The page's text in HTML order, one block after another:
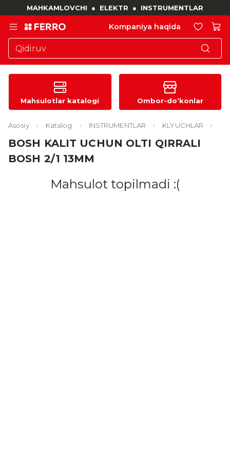
MAHKAMLOVCHI ● ELEKTR ● INSTRUMENTLAR
Kompaniya haqida
Mahsulotlar katalogi Ombor-do‘konlar
Asosiy Katalog INSTRUMENTLAR KLYUCHLAR
BOSH KALIT UCHUN OLTI QIRRALI
BOSH 2/1 13MM
Mahsulot topilmadi :(